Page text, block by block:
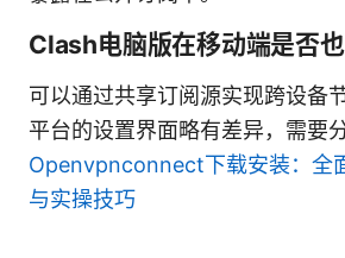
Clash电脑版在移动端是否也
可以通过共享订阅源实现跨设备
平台的设置界面略有差异，需要
Openvpnconnect下载安装：全
与实操技巧